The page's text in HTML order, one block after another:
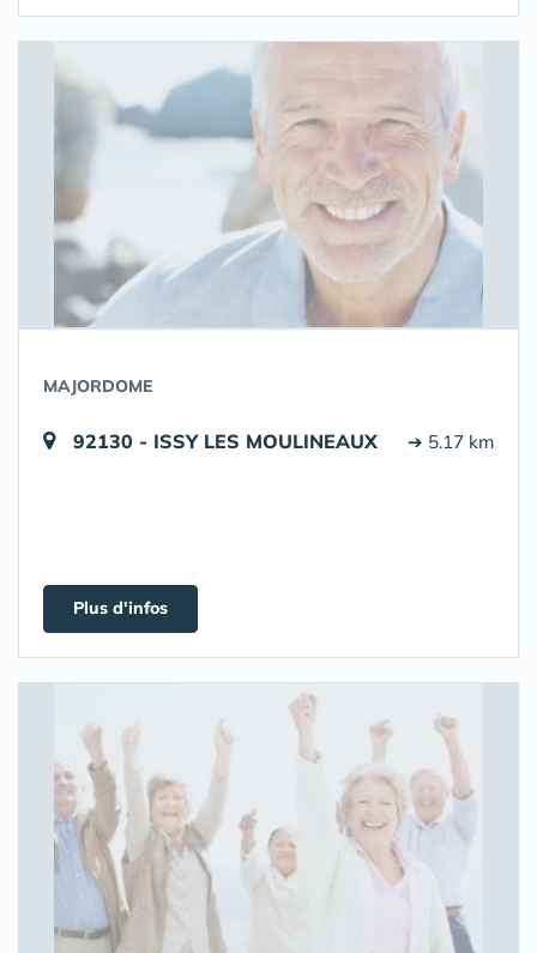
MAJORDOME
92130 - ISSY LES MOULINEAUX ➔ 5.17 km
Plus d'infos